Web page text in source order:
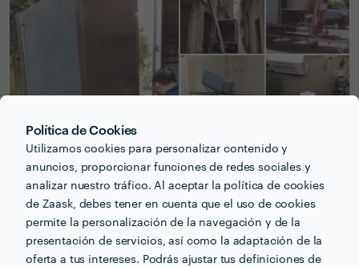
Política de Cookies
Utilizamos cookies para personalizar contenido y
anuncios, proporcionar funciones de redes sociales y
analizar nuestro tráfico. Al aceptar la política de cookies
de Zaask, debes tener en cuenta que el uso de cookies
permite la personalización de la navegación y de la
presentación de servicios, así como la adaptación de la
oferta a tus intereses. Podrás ajustar tus definiciones de
PREGUNTAS Y RESPUESTAS
¿Qué información debe pensar el cliente o clienta
acerca del proyecto que quiere realizar antes de